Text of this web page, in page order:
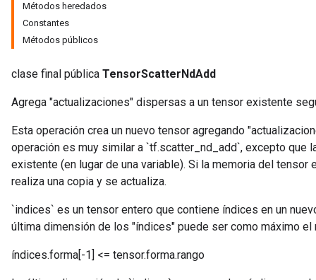
Métodos heredados
Constantes
Métodos públicos
clase final pública TensorScatterNdAdd
Agrega "actualizaciones" dispersas a un tensor existente
Esta operación crea un nuevo tensor agregando
operación es muy similar a `tf.scatter_nd_add`, excepto que
existente (en lugar de una variable). Si la memoria del
realiza una copia y se actualiza.
`indices` es un tensor entero que contiene índices en un
última dimensión de los "índices" puede ser como máximo el
índices.forma[-1] <= tensor.forma.rango